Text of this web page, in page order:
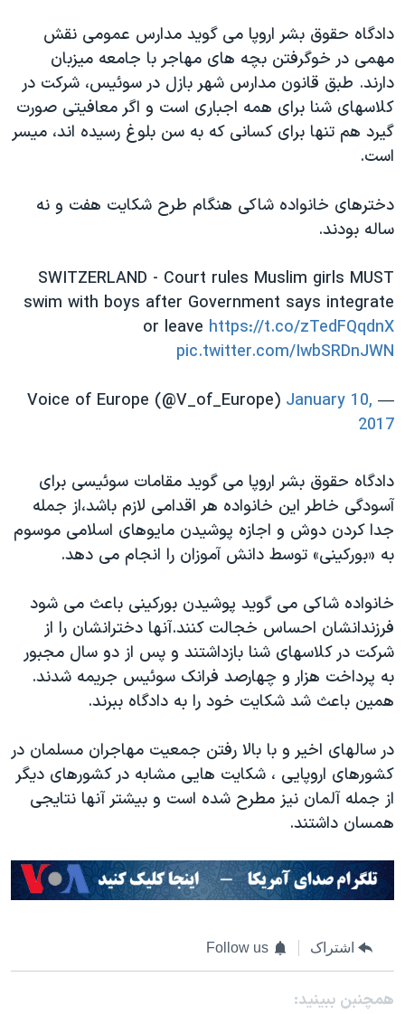
دادگاه حقوق بشر اروپا می گوید مدارس عمومی نقش
مهمی در خوگرفتن بچه های مهاجر با جامعه میزبان
دارند. طبق قانون مدارس شهر بازل در سوئیس، شرکت در
کلاسهای شنا برای همه اجباری است و اگر معافیتی صورت
گیرد هم تنها برای کسانی که به سن بلوغ رسیده اند، میسر
است.
دخترهای خانواده شاکی هنگام طرح شکایت هفت و نه
ساله بودند.
SWITZERLAND - Court rules Muslim girls MUST
swim with boys after Government says integrate
or leave https://t.co/zTedFQqdnX
pic.twitter.com/IwbSRDnJWN
— Voice of Europe (@V_of_Europe)
January 10,
2017
دادگاه حقوق بشر اروپا می گوید مقامات سوئیسی برای
آسودگی خاطر این خانواده هر اقدامی لازم باشد،از جمله
جدا کردن دوش و اجازه پوشیدن مایوهای اسلامی موسوم
به «بورکینی» توسط دانش آموزان را انجام می دهد.
خانواده شاکی می گوید پوشیدن بورکینی باعث می شود
فرزندانشان احساس خجالت کنند.آنها دخترانشان را از
شرکت در کلاسهای شنا بازداشتند و پس از دو سال مجبور
به پرداخت هزار و چهارصد فرانک سوئیس جریمه شدند.
همین باعث شد شکایت خود را به دادگاه ببرند.
در سالهای اخیر و با بالا رفتن جمعیت مهاجران مسلمان در
کشورهای اروپایی ، شکایت هایی مشابه در کشورهای دیگر
از جمله آلمان نیز مطرح شده است و بیشتر آنها نتایجی
همسان داشتند.
اشتراک Follow us
همچنبن ببینید: